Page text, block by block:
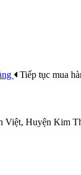
Tiếp tục mua
Việt, Huyện Kim